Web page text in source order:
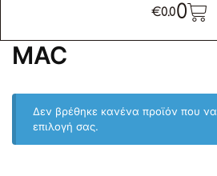
€0.00
MAC
Δεν βρέθηκε κανένα προϊόν που να
επιλογή σας.